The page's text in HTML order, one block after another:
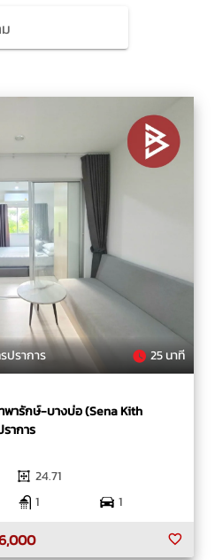
ปราการ 25 นาที
ทพารักษ์-บางบ่อ (Sena Kith
าการ
24.71
1
1